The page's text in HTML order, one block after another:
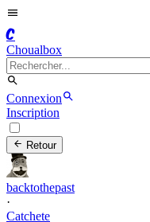
C
Choualbox
Connexion
Inscription
Retour
backtothepast
·
Catchete